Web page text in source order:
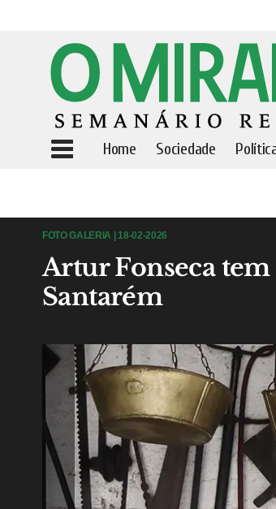
Home Sociedade
FOTO GALERIA | 18-02-2026
Artur Fonseca
Santarém